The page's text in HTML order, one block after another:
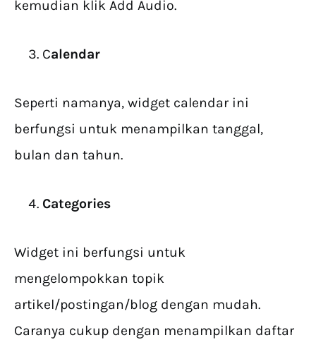
kemudian klik Add Audio.
Calendar
Seperti namanya, widget calendar ini
berfungsi untuk menampilkan tanggal,
bulan dan tahun.
Categories
Widget ini berfungsi untuk
mengelompokkan topik
artikel/postingan/blog dengan mudah.
Caranya cukup dengan menampilkan daftar